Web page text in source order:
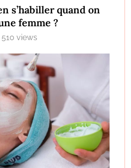
s’habiller quand on
femme ?
510 views